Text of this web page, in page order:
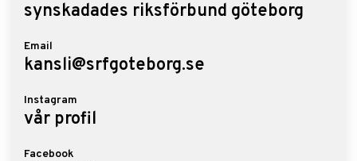
synskadades riksförbund göteborg
Email
kansli@srfgoteborg.se
Instagram
vår profil
Facebook